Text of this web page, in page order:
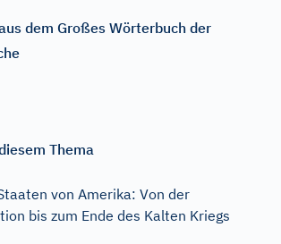
dem Großes Wörterbuch der
Thema
von Amerika: Von der
bis zum Ende des Kalten Kriegs